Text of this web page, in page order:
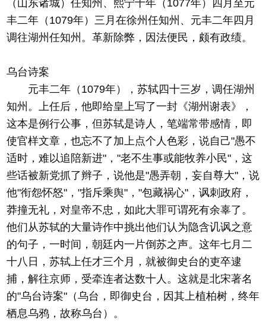
（山东诸城）任知州、熙宁十年（1077年）四月至元
丰二年（1079年）三月在徐州任知州、元丰二年四月
调往湖州任知州。革新除弊，因法便民，颇有政绩。
乌台诗案
元丰二年（1079年），苏轼四十三岁，调任湖州
知州。上任后，他即给皇上写了一封《湖州谢表》，
这本是例行公事，但苏轼是诗人，笔端常带感情，即
使官样文章，也忘不了加上点个人色彩，说自己"愚不
适时，难以追陪新进"，"老不生事或能牧养小民"，这
些话被新党抓了辫子，说他是"愚弄朝，妄自尊大"，说
他"衔怨怀怒"，"指斥乘舆"，"包藏祸心"，讽刺政府，
莽撞无礼，对皇帝不忠，如此大罪可谓死有余辜了。
他们从苏轼的大量诗作中挑出他们认为隐含讥讽之意
的句子，一时间，朝廷内一片倒苏之声。这年七月二
十八日，苏轼上任才三个月，就被御史台的吏卒逮
捕，解往京师，受牵连者达数十人。这就是北宋著名
的"乌台诗案"（乌台，即御史台，因其上植柏树，终年
栖息乌鸦，故称乌台）。